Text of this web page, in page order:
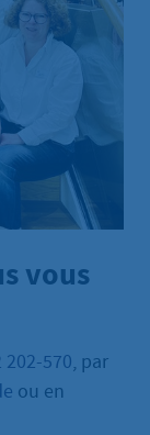
vous
202-570, par
ou en